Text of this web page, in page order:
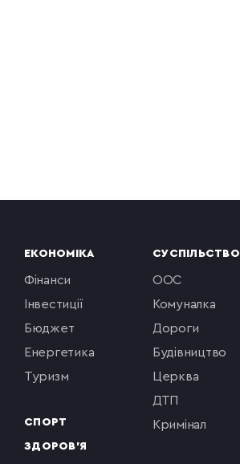
ЕКОНОМІКА
фінанси
інвестиції
бюджет
енергетика
туризм
СПОРТ
ЗДОРОВ'Я
СУСПІЛЬСТВО
ООС
комуналка
Дороги
будівництво
церква
ДТП
кримінал